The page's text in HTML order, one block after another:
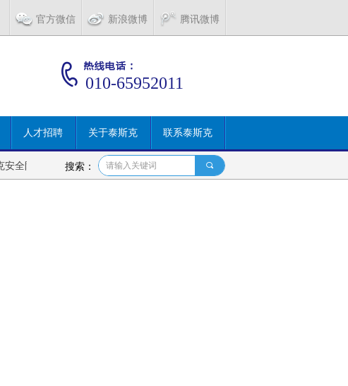
官方微信 新浪微博 腾讯微博
人才招聘 关于泰斯克 联系泰斯克
010-65952011
2017-04-17
防护设备 最新公告_泰斯克呼吸器
끠
搜索：